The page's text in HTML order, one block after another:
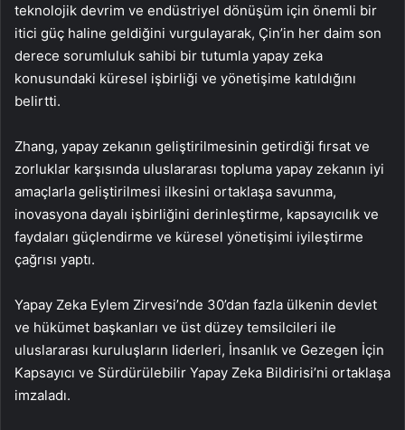
teknolojik devrim ve endüstriyel dönüşüm için önemli bir
itici güç haline geldiğini vurgulayarak, Çin’in her daim son
derece sorumluluk sahibi bir tutumla yapay zeka
konusundaki küresel işbirliği ve yönetişime katıldığını
belirtti.
Zhang, yapay zekanın geliştirilmesinin getirdiği fırsat ve
zorluklar karşısında uluslararası topluma yapay zekanın iyi
amaçlarla geliştirilmesi ilkesini ortaklaşa savunma,
inovasyona dayalı işbirliğini derinleştirme, kapsayıcılık ve
faydaları güçlendirme ve küresel yönetişimi iyileştirme
çağrısı yaptı.
Yapay Zeka Eylem Zirvesi’nde 30’dan fazla ülkenin devlet
ve hükümet başkanları ve üst düzey temsilcileri ile
uluslararası kuruluşların liderleri, İnsanlık ve Gezegen İçin
Kapsayıcı ve Sürdürülebilir Yapay Zeka Bildirisi’ni ortaklaşa
imzaladı.